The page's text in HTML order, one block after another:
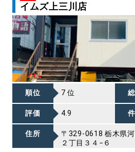
イムズ上三川店
順位 7 位
評価 4.9
住所
〒329-0618 栃木県
２丁目３４−６